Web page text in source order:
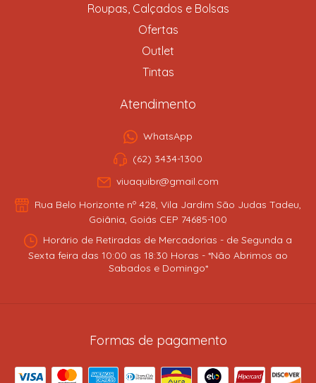
Roupas, Calçados e Bolsas
Ofertas
Outlet
Tintas
Atendimento
WhatsApp
(62) 3434-1300
viuaquibr@gmail.com
Rua Belo Horizonte nº 428, Vila Jardim São Judas Tadeu,
Goiânia, Goiás CEP 74685-100
Horário de Retiradas de Mercadorias - de Segunda a
Sexta feira das 10:00 as 18:30 Horas - *Não Abrimos ao
Sabados e Domingo*
Formas de pagamento